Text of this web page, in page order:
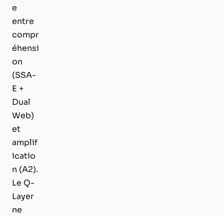
e
entre
compr
éhensi
on
(SSA-
E +
Dual
Web)
et
amplif
icatio
n (A2).
Le Q-
Layer
ne